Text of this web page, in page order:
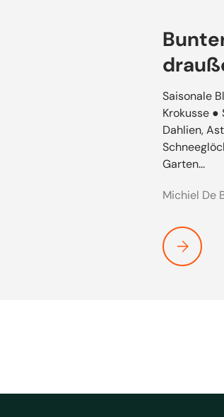
Saisonale
Krokusse ●
Dahlien,
Garten...
Michiel De
Bunter